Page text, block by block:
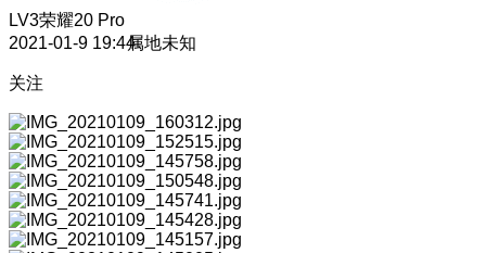
LV3荣耀20 Pro
2021-01-9 19:44属地未知
关注